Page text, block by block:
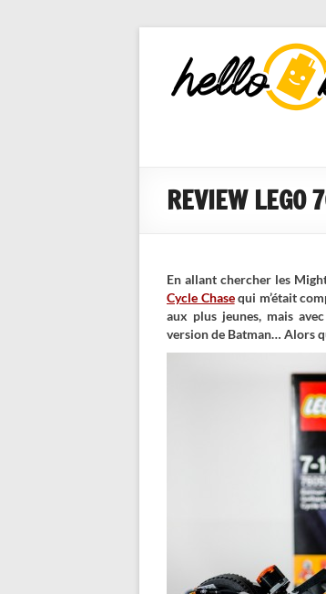
HelloBricks
Blog LEGO,
nouveaut�s
REVIEW
En allant chercher les
Cycle Chasequi m’était
aux plus jeunes, mais
version de Batman… Alors